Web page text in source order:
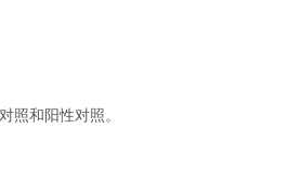
照和阳性对照。